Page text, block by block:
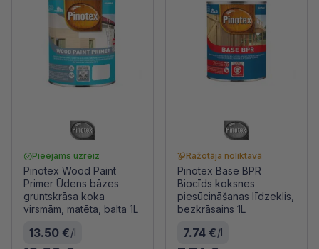
Pieejams uzreiz
Pinotex Wood Paint
Primer Ūdens bāzes
gruntskrāsa koka
virsmām, matēta, balta 1L
13.50 €/l
Ražotāja noliktavā
Pinotex Base BPR
Biocīds koksnes
piesūcināšanas līdzeklis,
bezkrāsains 1L
7.74 €/l